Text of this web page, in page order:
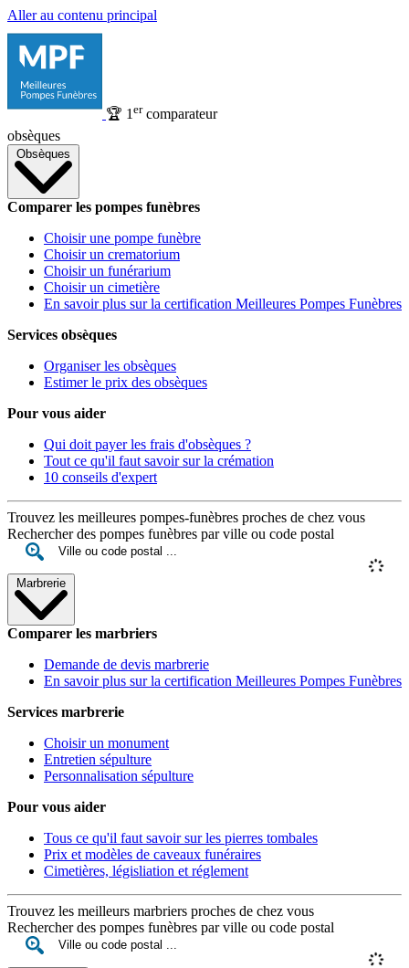
Aller au contenu principal
🏆 1 ercomparateur
obsèques
Obsèques
Comparer les pompes funèbres
Choisir une pompe funèbre
Choisir un crematorium
Choisir un funérarium
Choisir un cimetière
En savoir plus sur la certification Meilleures Pompes Funèbres
Services obsèques
Organiser les obsèques
Estimer le prix des obsèques
Pour vous aider
Qui doit payer les frais d'obsèques ?
Tout ce qu'il faut savoir sur la crémation
10 conseils d'expert
Trouvez les meilleures pompes-funèbres proches de chez vous
Rechercher des pompes funèbres par ville ou code postal
Marbrerie
Comparer les marbriers
Demande de devis marbrerie
En savoir plus sur la certification Meilleures Pompes Funèbres
Services marbrerie
Choisir un monument
Entretien sépulture
Personnalisation sépulture
Pour vous aider
Tous ce qu'il faut savoir sur les pierres tombales
Prix et modèles de caveaux funéraires
Cimetières, législiation et réglement
Trouvez les meilleurs marbriers proches de chez vous
Rechercher des pompes funèbres par ville ou code postal